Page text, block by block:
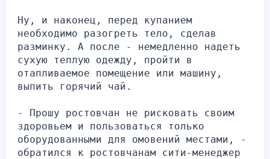
Ну, и наконец, перед купанием
необходимо разогреть тело, сделав
разминку. А после - немедленно надеть
сухую теплую одежду, пройти в
отапливаемое помещение или машину,
выпить горячий чай.
- Прошу ростовчан не рисковать своим
здоровьем и пользоваться только
оборудованными для омовений местами, -
обратился к ростовчанам сити-менеджер